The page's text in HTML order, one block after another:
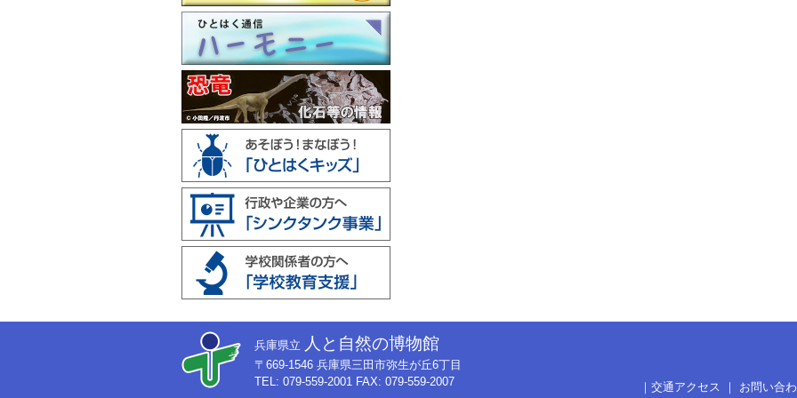
兵庫県立 人と自然の博物館
〒669-1546 兵庫県三田市弥生が丘6丁目
TEL: 079-559-2001 FAX: 079-559-2007
｜ 交通アクセス ｜ お問い合